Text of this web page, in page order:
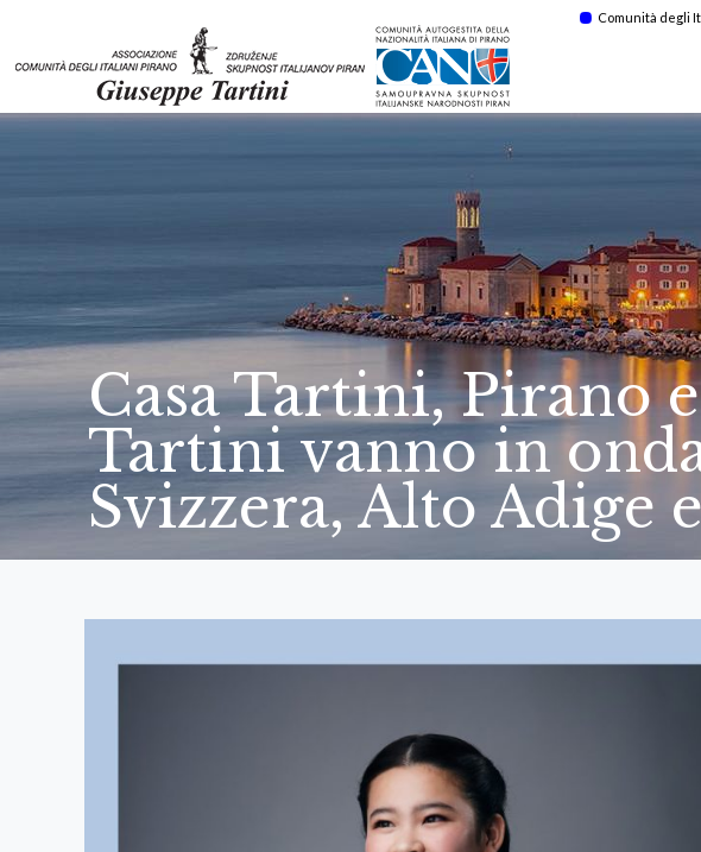
Comunità degli
Casa Tartini, Pirano
Tartini vanno in
Svizzera, Alto Adige